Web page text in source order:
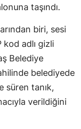
taşındı.
biri, sesi
adlı gizli
Belediye
belediyede
süren tanık,
verildiğini